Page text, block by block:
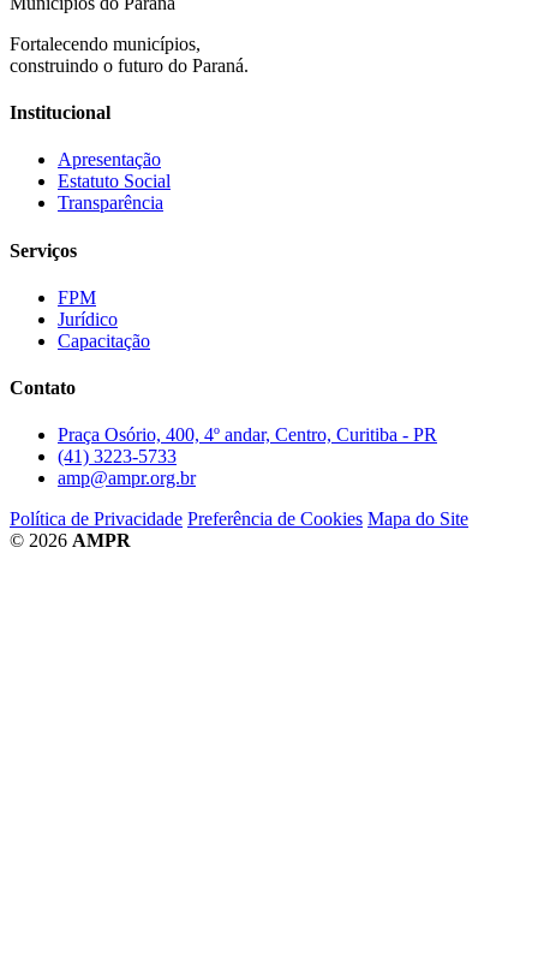
Fortalecendo municípios,
construindo o futuro do Paraná.
Institucional
Apresentação
Estatuto Social
Transparência
Serviços
FPM
Jurídico
Capacitação
Contato
Praça Osório, 400, 4º andar, Centro, Curitiba - PR
(41) 3223-5733
amp@ampr.org.br
Política de Privacidade Preferência de Cookies Mapa do Site
© 2026 AMPR